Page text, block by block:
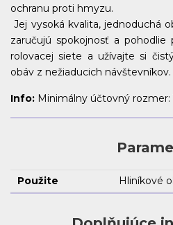
ochranu proti hmyzu.
Jej vysoká kvalita, jednoduchá
zaručujú spokojnosť a
rolovacej siete a užívajte si
obáv z nežiaducich návštevníkov.
Info: Minimálny účtovný rozmer:
Použite Hliníkové